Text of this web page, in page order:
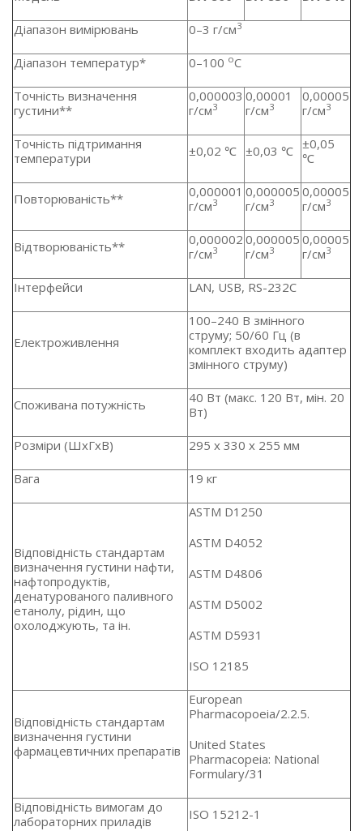
Діапазон вимірювань 0–3 г/см3
Діапазон температур* 0–100 оС
Точність визначення
густини**
0,000003
г/см3
0,00001
г/см3
0,00005
г/см3
Точність підтримання
температури
±0,02 ℃ ±0,03 ℃ ±0,05
℃
Повторюваність**
0,000001
г/см3
0,000005
г/см3
0,00005
г/см3
Відтворюваність**
0,000002
г/см3
0,000005
г/см3
0,00005
г/см3
Інтерфейси LAN, USB, RS-232C
Електроживлення
100–240 В змінного
струму; 50/60 Гц (в
комплект входить адаптер
змінного струму)
Споживана потужність
40 Вт (макс. 120 Вт, мін. 20
Вт)
Розміри (ШхГхВ) 295 x 330 x 255 мм
Вага 19 кг
Відповідність стандартам
визначення густини нафти,
нафтопродуктів,
денатурованого паливного
етанолу, рідин, що
охолоджують, та ін.
ASTM D1250
ASTM D4052
ASTM D4806
ASTM D5002
ASTM D5931
ISO 12185
Відповідність стандартам
визначення густини
фармацевтичних препаратів
European
Pharmacopoeia/2.2.5.
United States
Pharmacopeia: National
Formulary/31
Відповідність вимогам до
лабораторних приладів
ISO 15212-1